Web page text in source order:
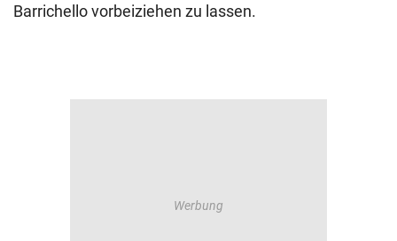
Barrichello vorbeiziehen zu lassen.